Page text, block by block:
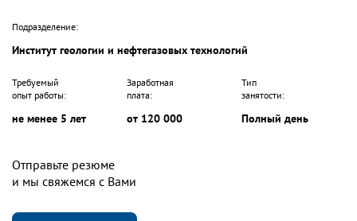
Подразделение:
Институт геологии и нефтегазовых технологий
Требуемый
опыт работы:
не менее 5 лет
Заработная
плата:
от 120 000
Тип
занятости:
Полный день
Отправьте резюме
и мы свяжемся с Вами